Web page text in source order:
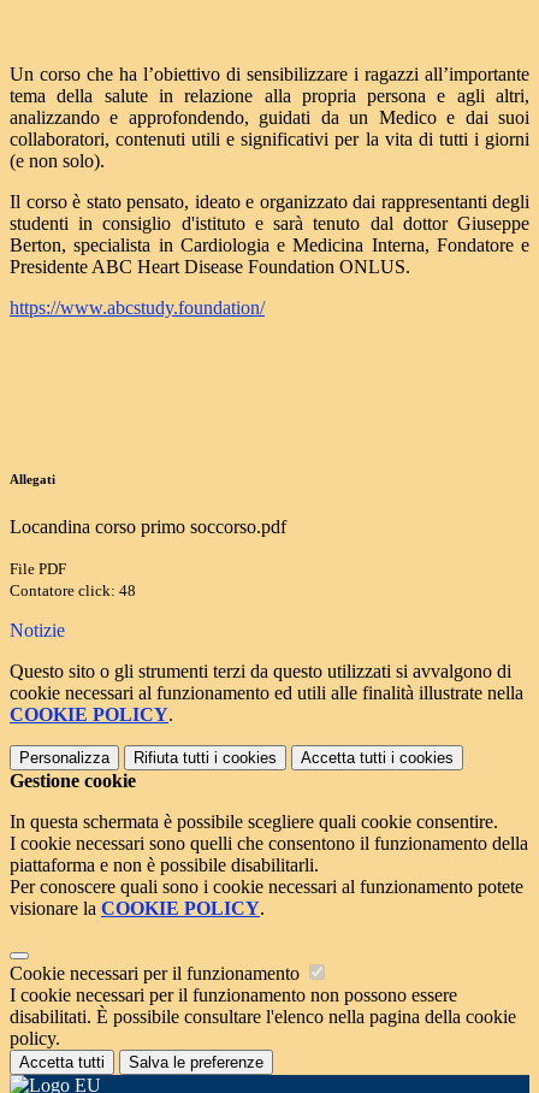
Un corso che ha l’obiettivo di sensibilizzare i ragazzi all’importante
tema della salute in relazione alla propria persona e agli altri,
analizzando e approfondendo, guidati da un Medico e dai suoi
collaboratori, contenuti utili e significativi per la vita di tutti i giorni
(e non solo).
Il corso è stato pensato, ideato e organizzato dai rappresentanti degli
studenti in consiglio d'istituto e sarà tenuto dal dottor Giuseppe
Berton, specialista in Cardiologia e Medicina Interna, Fondatore e
Presidente ABC Heart Disease Foundation ONLUS.
https://www.abcstudy.foundation/
Allegati
Locandina corso primo soccorso.pdf
File PDF
Contatore click: 48
Notizie
Questo sito o gli strumenti terzi da questo utilizzati si avvalgono di
cookie necessari al funzionamento ed utili alle finalità illustrate nella
COOKIE POLICY.
Personalizza Rifiuta tutti i cookies Accetta tutti i cookies
Gestione cookie
In questa schermata è possibile scegliere quali cookie consentire.
I cookie necessari sono quelli che consentono il funzionamento della
piattaforma e non è possibile disabilitarli.
Per conoscere quali sono i cookie necessari al funzionamento potete
visionare la COOKIE POLICY.
Cookie necessari per il funzionamento
I cookie necessari per il funzionamento non possono essere
disabilitati. È possibile consultare l'elenco nella pagina della cookie
policy.
Accetta tutti Salva le preferenze